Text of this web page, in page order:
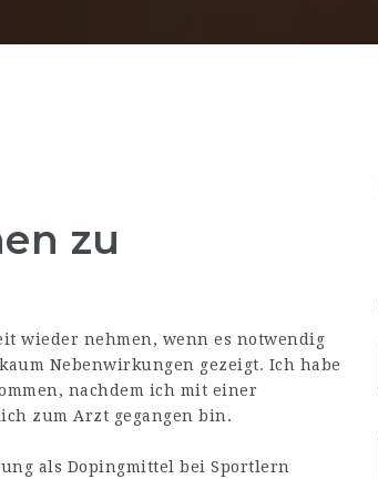
zu
wieder nehmen, wenn es notwendig
Nebenwirkungen gezeigt. Ich habe
nachdem ich mit einer
zum Arzt gegangen bin.
als Dopingmittel bei Sportlern